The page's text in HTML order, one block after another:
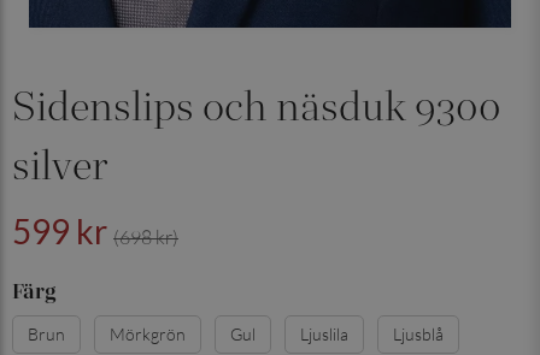
Sidenslips och näsduk 9300
silver
599 kr (698 kr)
Färg
Brun Mörkgrön Gul Ljuslila Ljusblå